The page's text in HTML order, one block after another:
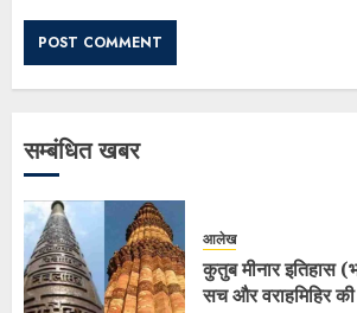
सम्बंधित खबर
आलेख
कुतुब मीनार इतिहास
सच और वराहमिहिर की